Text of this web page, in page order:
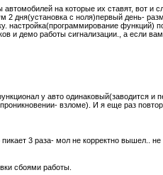
на которые их ставят, вот и
2 дня(установка с ноля)первый день-
настройка(программирование функций)
демо работы сигнализации., а если вам
у авто одинаковый(заводится и
взломе). И я еще раз
3 раза- мол не корректно вышел.. не
сбоями работы.